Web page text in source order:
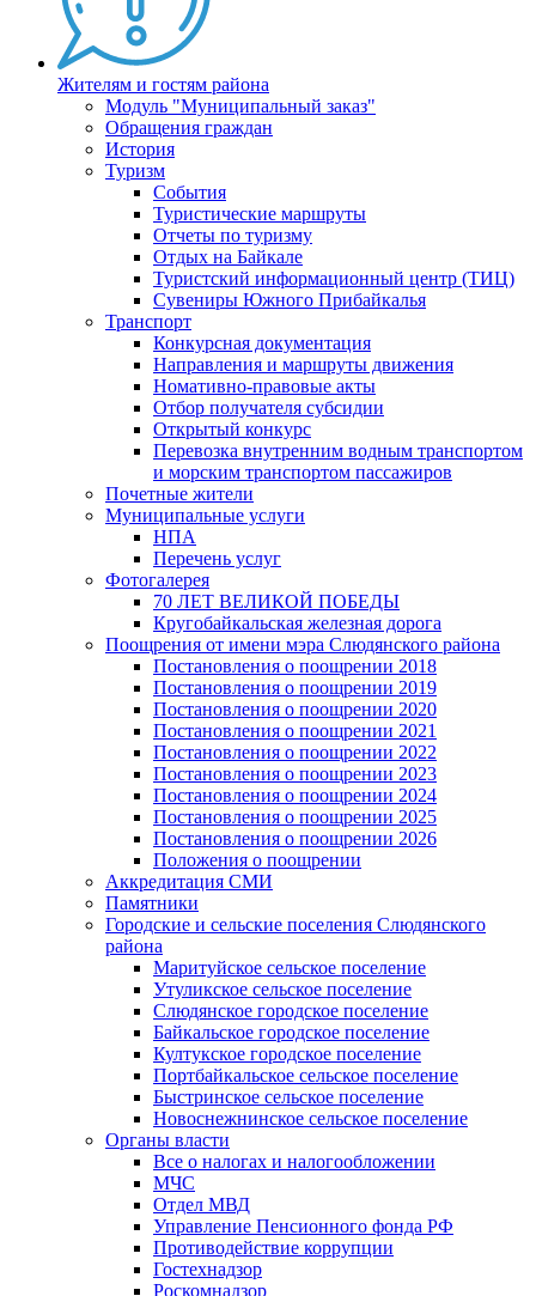
Жителям и гостям района
Модуль "Муниципальный заказ"
Обращения граждан
История
Туризм
События
Туристические маршруты
Отчеты по туризму
Отдых на Байкале
Туристский информационный центр (ТИЦ)
Сувениры Южного Прибайкалья
Транспорт
Конкурсная документация
Направления и маршруты движения
Номативно-правовые акты
Отбор получателя субсидии
Открытый конкурс
Перевозка внутренним водным транспортом
и морским транспортом пассажиров
Почетные жители
Муниципальные услуги
НПА
Перечень услуг
Фотогалерея
70 ЛЕТ ВЕЛИКОЙ ПОБЕДЫ
Кругобайкальская железная дорога
Поощрения от имени мэра Слюдянского района
Постановления о поощрении 2018
Постановления о поощрении 2019
Постановления о поощрении 2020
Постановления о поощрении 2021
Постановления о поощрении 2022
Постановления о поощрении 2023
Постановления о поощрении 2024
Постановления о поощрении 2025
Постановления о поощрении 2026
Положения о поощрении
Аккредитация СМИ
Памятники
Городские и сельские поселения Слюдянского
района
Маритуйское сельское поселение
Утуликское сельское поселение
Слюдянское городское поселение
Байкальское городское поселение
Култукское городское поселение
Портбайкальское сельское поселение
Быстринское сельское поселение
Новоснежнинское сельское поселение
Органы власти
Все о налогах и налогообложении
МЧС
Отдел МВД
Управление Пенсионного фонда РФ
Противодействие коррупции
Гостехнадзор
Роскомнадзор